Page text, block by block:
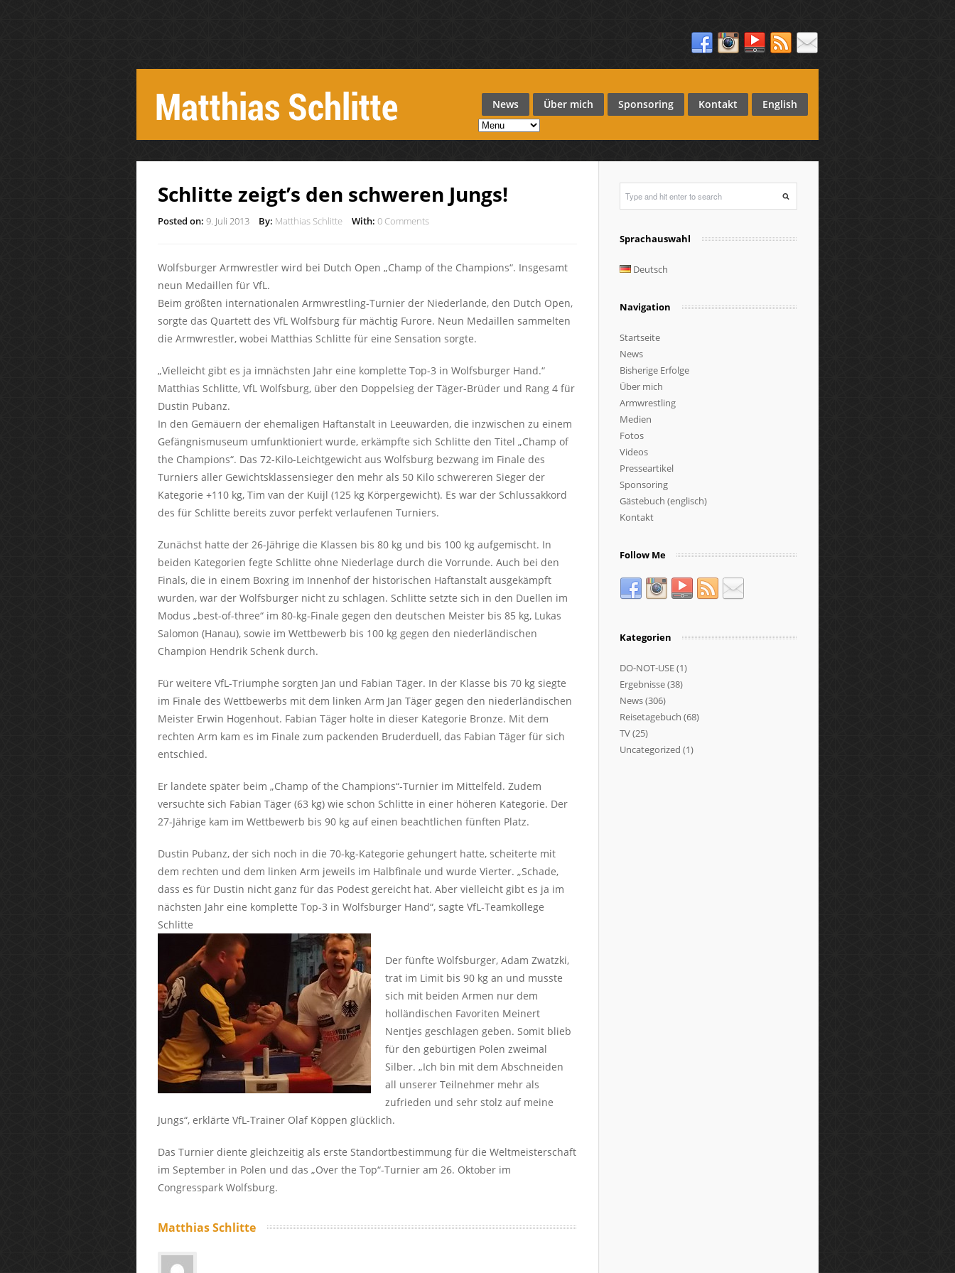
News Über mich Sponsoring Kontakt English
Schlitte zeigt’s den schweren Jungs!
Posted on: 9. Juli 2013 By: Matthias Schlitte With: 0 Comments
Wolfsburger Armwrestler wird bei Dutch Open „Champ of the Champions“. Insgesamt
neun Medaillen für VfL.
Beim größten internationalen Armwrestling-Turnier der Niederlande, den Dutch Open,
sorgte das Quartett des VfL Wolfsburg für mächtig Furore. Neun Medaillen sammelten
die Armwrestler, wobei Matthias Schlitte für eine Sensation sorgte.
„Vielleicht gibt es ja imnächsten Jahr eine komplette Top-3 in Wolfsburger Hand.“
Matthias Schlitte, VfL Wolfsburg, über den Doppelsieg der Täger-Brüder und Rang 4 für
Dustin Pubanz.
In den Gemäuern der ehemaligen Haftanstalt in Leeuwarden, die inzwischen zu einem
Gefängnismuseum umfunktioniert wurde, erkämpfte sich Schlitte den Titel „Champ of
the Champions“. Das 72-Kilo-Leichtgewicht aus Wolfsburg bezwang im Finale des
Turniers aller Gewichtsklassensieger den mehr als 50 Kilo schwereren Sieger der
Kategorie +110 kg, Tim van der Kuijl (125 kg Körpergewicht). Es war der Schlussakkord
des für Schlitte bereits zuvor perfekt verlaufenen Turniers.
Zunächst hatte der 26-Jährige die Klassen bis 80 kg und bis 100 kg aufgemischt. In
beiden Kategorien fegte Schlitte ohne Niederlage durch die Vorrunde. Auch bei den
Finals, die in einem Boxring im Innenhof der historischen Haftanstalt ausgekämpft
wurden, war der Wolfsburger nicht zu schlagen. Schlitte setzte sich in den Duellen im
Modus „best-of-three“ im 80-kg-Finale gegen den deutschen Meister bis 85 kg, Lukas
Salomon (Hanau), sowie im Wettbewerb bis 100 kg gegen den niederländischen
Champion Hendrik Schenk durch.
Für weitere VfL-Triumphe sorgten Jan und Fabian Täger. In der Klasse bis 70 kg siegte
im Finale des Wettbewerbs mit dem linken Arm Jan Täger gegen den niederländischen
Meister Erwin Hogenhout. Fabian Täger holte in dieser Kategorie Bronze. Mit dem
rechten Arm kam es im Finale zum packenden Bruderduell, das Fabian Täger für sich
entschied.
Er landete später beim „Champ of the Champions“-Turnier im Mittelfeld. Zudem
versuchte sich Fabian Täger (63 kg) wie schon Schlitte in einer höheren Kategorie. Der
27-Jährige kam im Wettbewerb bis 90 kg auf einen beachtlichen fünften Platz.
Dustin Pubanz, der sich noch in die 70-kg-Kategorie gehungert hatte, scheiterte mit
dem rechten und dem linken Arm jeweils im Halbfinale und wurde Vierter. „Schade,
dass es für Dustin nicht ganz für das Podest gereicht hat. Aber vielleicht gibt es ja im
nächsten Jahr eine komplette Top-3 in Wolfsburger Hand“, sagte VfL-Teamkollege
Schlitte
Der fünfte Wolfsburger, Adam Zwatzki,
trat im Limit bis 90 kg an und musste
sich mit beiden Armen nur dem
holländischen Favoriten Meinert
Nentjes geschlagen geben. Somit blieb
für den gebürtigen Polen zweimal
Silber. „Ich bin mit dem Abschneiden
all unserer Teilnehmer mehr als
zufrieden und sehr stolz auf meine
Jungs“, erklärte VfL-Trainer Olaf Köppen glücklich.
Das Turnier diente gleichzeitig als erste Standortbestimmung für die Weltmeisterschaft
im September in Polen und das „Over the Top“-Turnier am 26. Oktober im
Congresspark Wolfsburg.
Matthias Schlitte
Sprachauswahl
Deutsch
Navigation
Startseite
News
Bisherige Erfolge
Über mich
Armwrestling
Medien
Fotos
Videos
Presseartikel
Sponsoring
Gästebuch (englisch)
Kontakt
Follow Me
Kategorien
DO-NOT-USE(1)
Ergebnisse(38)
News(306)
Reisetagebuch (68)
TV(25)
Uncategorized (1)